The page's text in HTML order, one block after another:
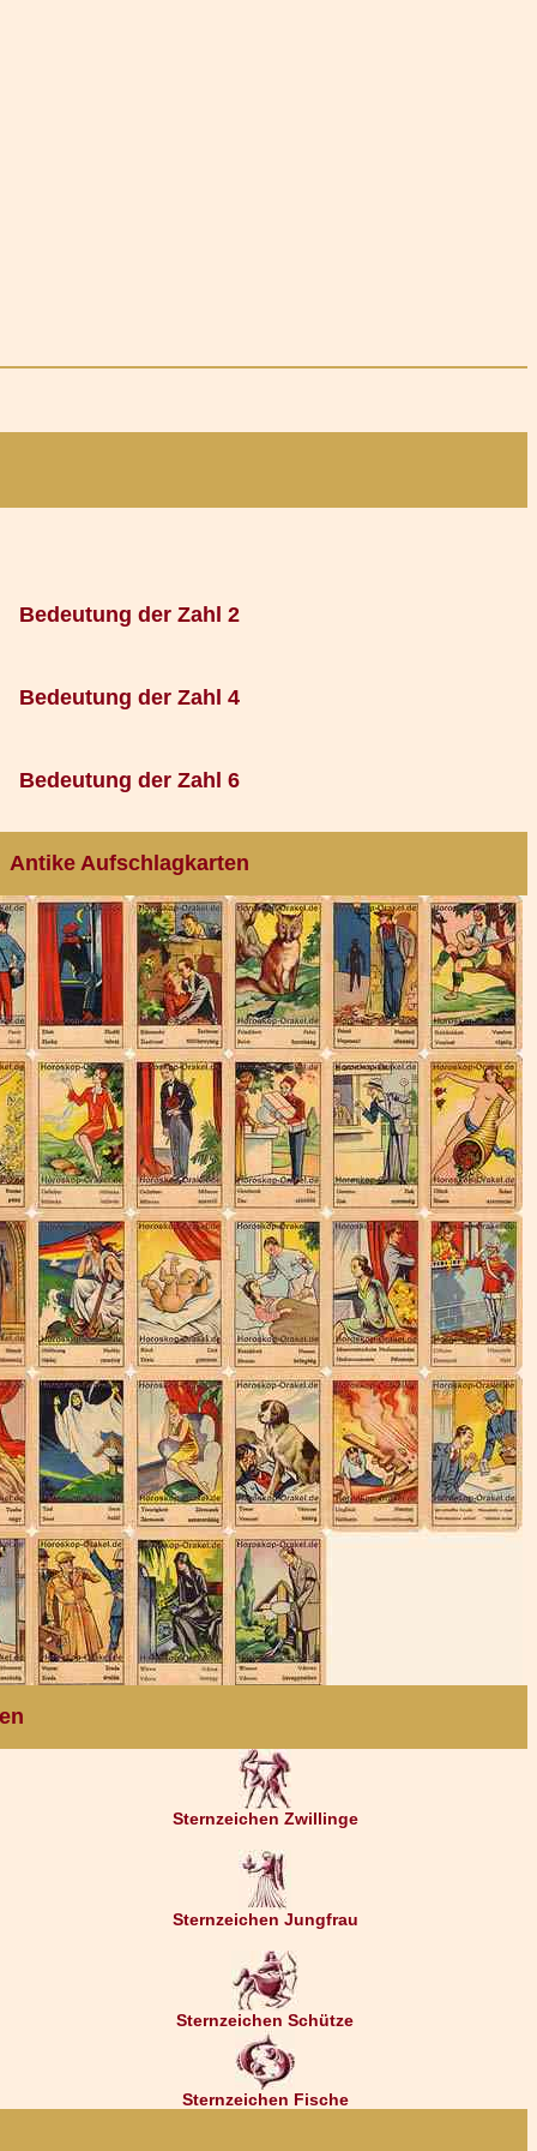
Bedeutung der Zahl 2
Bedeutung der Zahl 4
Bedeutung der Zahl 6
Antike Aufschlagkarten
Sternzeichen Zwillinge
Sternzeichen Jungfrau
Sternzeichen Schütze
Sternzeichen Fische